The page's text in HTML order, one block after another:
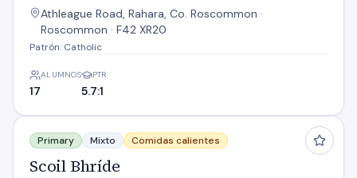
Athleague Road, Rahara, Co. Roscommon ·
Roscommon · F42 XR20
Patrón: Catholic
ALUMNOS
17
PTR
5.7:1
Scoil Bhríde
Primary Mixto Comidas calientes
Scoil Bhríde